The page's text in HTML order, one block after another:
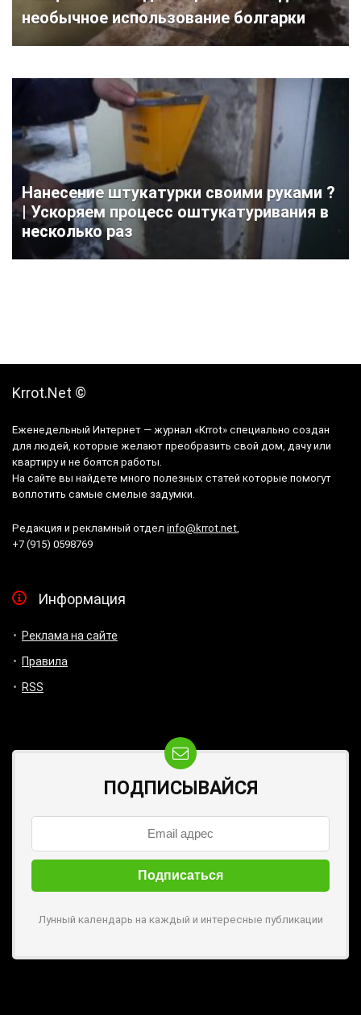
необычное использование болгарки
Нанесение штукатурки своими руками ?
| Ускоряем процесс оштукатуривания в
несколько раз
Krrot.Net ©
Еженедельный Интернет — журнал «Krrot» специально создан
для людей, которые желают преобразить свой дом, дачу или
квартиру и не боятся работы.
На сайте вы найдете много полезных статей которые помогут
воплотить самые смелые задумки.
Редакция и рекламный отдел info@krrot.net
+7 (915) 0598769
Информация
Реклама на сайте
Правила
RSS
ПОДПИСЫВАЙСЯ
Лунный календарь на каждый и интересные публикации